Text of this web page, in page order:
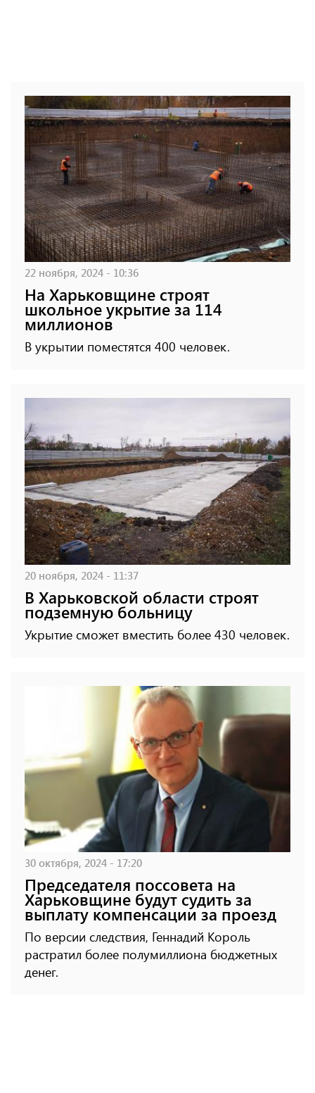
22 ноября, 2024 - 10:36
На Харьковщине строят
школьное укрытие за 114
миллионов
В укрытии поместятся 400 человек.
20 ноября, 2024 - 11:37
В Харьковской области строят
подземную больницу
Укрытие сможет вместить более 430 человек.
30 октября, 2024 - 17:20
Председателя поссовета на
Харьковщине будут судить за
выплату компенсации за проезд
По версии следствия, Геннадий Король
растратил более полумиллиона бюджетных
денег.